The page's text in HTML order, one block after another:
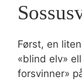
Først, en
«blind elv»
forsvinner»